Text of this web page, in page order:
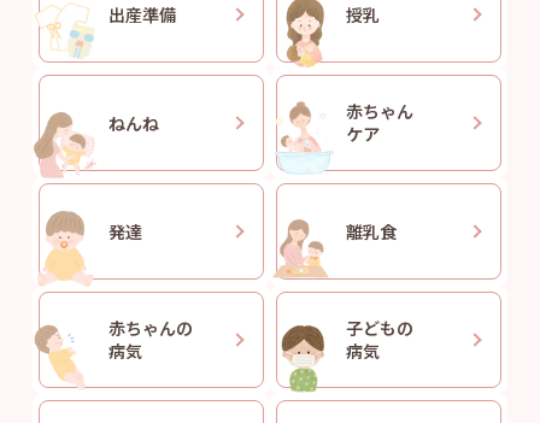
出産準備 授乳
ねんね
赤ちゃん
ケア
発達 離乳食
赤ちゃんの
病気
子どもの
病気